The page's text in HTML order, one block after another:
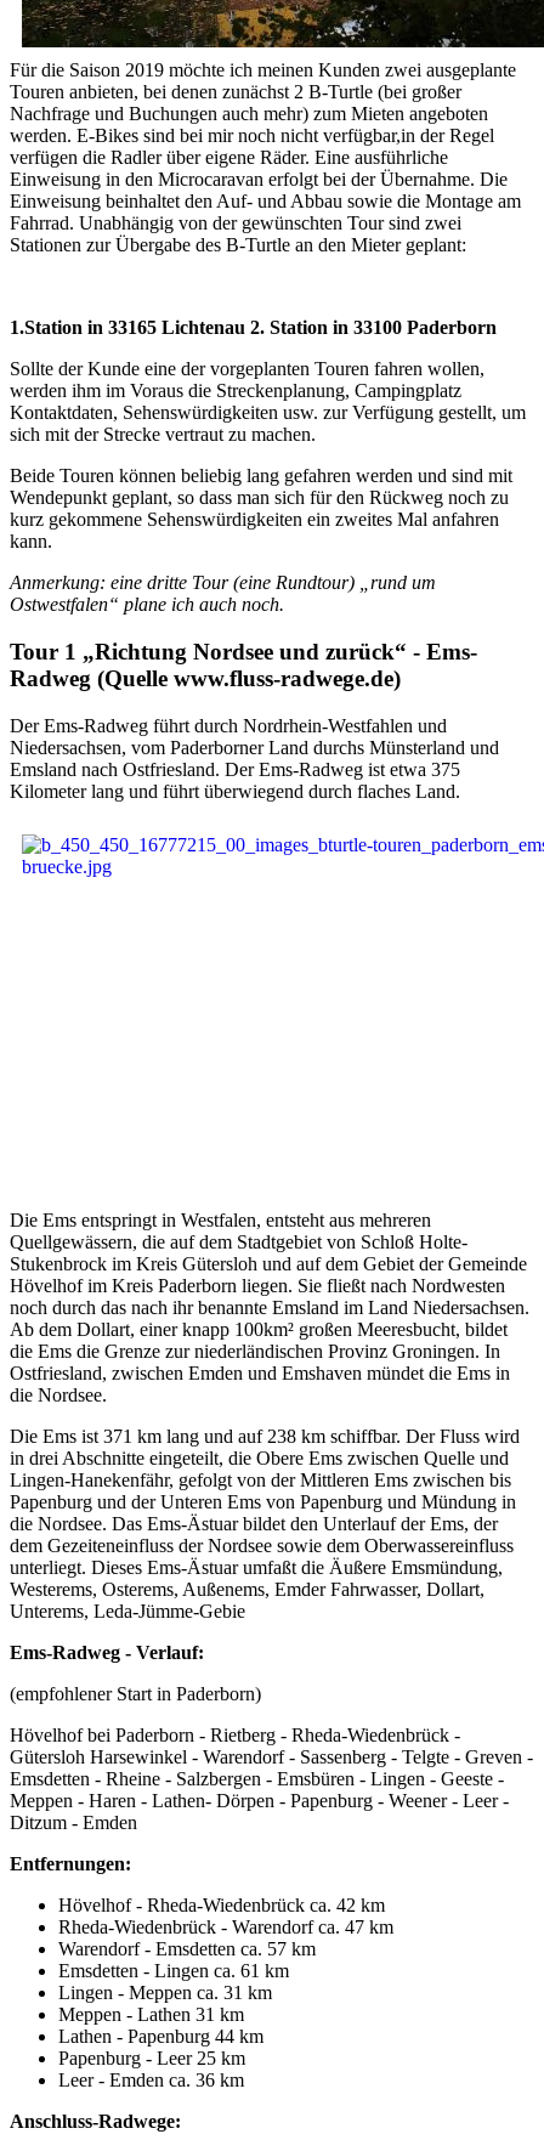
Für die Saison 2019 möchte ich meinen Kunden zwei ausgeplante
Touren anbieten, bei denen zunächst 2 B-Turtle (bei großer
Nachfrage und Buchungen auch mehr) zum Mieten angeboten
werden. E-Bikes sind bei mir noch nicht verfügbar,in der Regel
verfügen die Radler über eigene Räder. Eine ausführliche
Einweisung in den Microcaravan erfolgt bei der Übernahme. Die
Einweisung beinhaltet den Auf- und Abbau sowie die Montage am
Fahrrad. Unabhängig von der gewünschten Tour sind zwei
Stationen zur Übergabe des B-Turtle an den Mieter geplant:
1.Station in 33165 Lichtenau 2. Station in 33100 Paderborn
Sollte der Kunde eine der vorgeplanten Touren fahren wollen,
werden ihm im Voraus die Streckenplanung, Campingplatz
Kontaktdaten, Sehenswürdigkeiten usw. zur Verfügung gestellt, um
sich mit der Strecke vertraut zu machen.
Beide Touren können beliebig lang gefahren werden und sind mit
Wendepunkt geplant, so dass man sich für den Rückweg noch zu
kurz gekommene Sehenswürdigkeiten ein zweites Mal anfahren
kann.
Anmerkung: eine dritte Tour (eine Rundtour) „rund um
Ostwestfalen“ plane ich auch noch.
Tour 1 „Richtung Nordsee und zurück“ - Ems-
Radweg (Quelle www.fluss-radwege.de)
Der Ems-Radweg führt durch Nordrhein-Westfahlen und
Niedersachsen, vom Paderborner Land durchs Münsterland und
Emsland nach Ostfriesland. Der Ems-Radweg ist etwa 375
Kilometer lang und führt überwiegend durch flaches Land.
Die Ems entspringt in Westfalen, entsteht aus mehreren
Quellgewässern, die auf dem Stadtgebiet von Schloß Holte-
Stukenbrock im Kreis Gütersloh und auf dem Gebiet der Gemeinde
Hövelhof im Kreis Paderborn liegen. Sie fließt nach Nordwesten
noch durch das nach ihr benannte Emsland im Land Niedersachsen.
Ab dem Dollart, einer knapp 100km² großen Meeresbucht, bildet
die Ems die Grenze zur niederländischen Provinz Groningen. In
Ostfriesland, zwischen Emden und Emshaven mündet die Ems in
die Nordsee.
Die Ems ist 371 km lang und auf 238 km schiffbar. Der Fluss wird
in drei Abschnitte eingeteilt, die Obere Ems zwischen Quelle und
Lingen-Hanekenfähr, gefolgt von der Mittleren Ems zwischen bis
Papenburg und der Unteren Ems von Papenburg und Mündung in
die Nordsee. Das Ems-Ästuar bildet den Unterlauf der Ems, der
dem Gezeiteneinfluss der Nordsee sowie dem Oberwassereinfluss
unterliegt. Dieses Ems-Ästuar umfaßt die Äußere Emsmündung,
Westerems, Osterems, Außenems, Emder Fahrwasser, Dollart,
Unterems, Leda-Jümme-Gebie
Ems-Radweg - Verlauf:
(empfohlener Start in Paderborn)
Hövelhof bei Paderborn - Rietberg - Rheda-Wiedenbrück -
Gütersloh Harsewinkel - Warendorf - Sassenberg - Telgte - Greven -
Emsdetten - Rheine - Salzbergen - Emsbüren - Lingen - Geeste -
Meppen - Haren - Lathen- Dörpen - Papenburg - Weener - Leer -
Ditzum - Emden
Entfernungen:
Hövelhof - Rheda-Wiedenbrück ca. 42 km
Rheda-Wiedenbrück - Warendorf ca. 47 km
Warendorf - Emsdetten ca. 57 km
Emsdetten - Lingen ca. 61 km
Lingen - Meppen ca. 31 km
Meppen - Lathen 31 km
Lathen - Papenburg 44 km
Papenburg - Leer 25 km
Leer - Emden ca. 36 km
Anschluss-Radwege: